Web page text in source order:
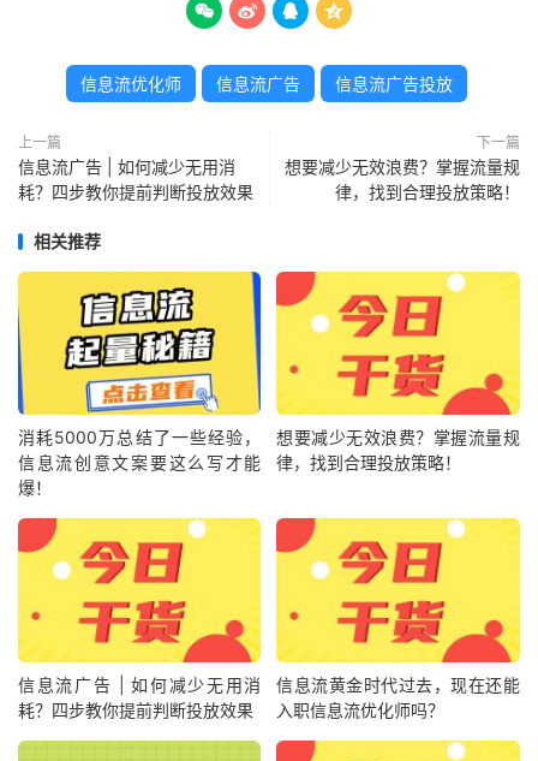
   
信息流优化师 信息流广告 信息流广告投放
上一篇
信息流广告 | 如何减少无用消
耗？四步教你提前判断投放效果
下一篇
想要减少无效浪费？掌握流量规
律，找到合理投放策略！
相关推荐
消耗5000万总结了一些经验，
信息流创意文案要这么写才能
爆！
想要减少无效浪费？掌握流量规
律，找到合理投放策略！
信息流广告 | 如何减少无用消
耗？四步教你提前判断投放效果
信息流黄金时代过去，现在还能
入职信息流优化师吗？